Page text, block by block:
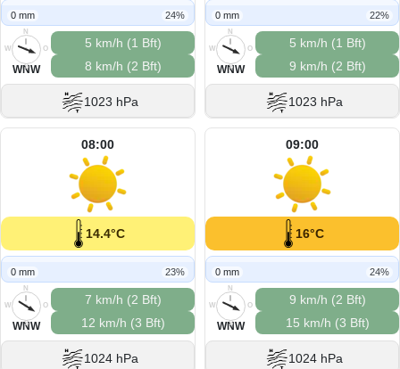
0 mm 24%
N
O
S
W
WNW
5 km/h (1 Bft)
8 km/h (2 Bft)
1023 hPa
0 mm 22%
N
O
S
W
WNW
5 km/h (1 Bft)
9 km/h (2 Bft)
1023 hPa
08:00
14.4°C
0 mm 23%
N
O
S
W
WNW
7 km/h (2 Bft)
12 km/h (3 Bft)
1024 hPa
09:00
16°C
0 mm 24%
N
O
S
W
WNW
9 km/h (2 Bft)
15 km/h (3 Bft)
1024 hPa